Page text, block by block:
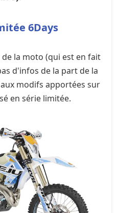
6Days
la moto (qui est en fait
d'infos de la part de la
modifs apportées sur
en série limitée.